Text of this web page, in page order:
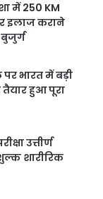
में 250 KM
इलाज कराने
भारत में बड़ी
तैयार हुआ पूरा
उत्तीर्ण
शारीरिक